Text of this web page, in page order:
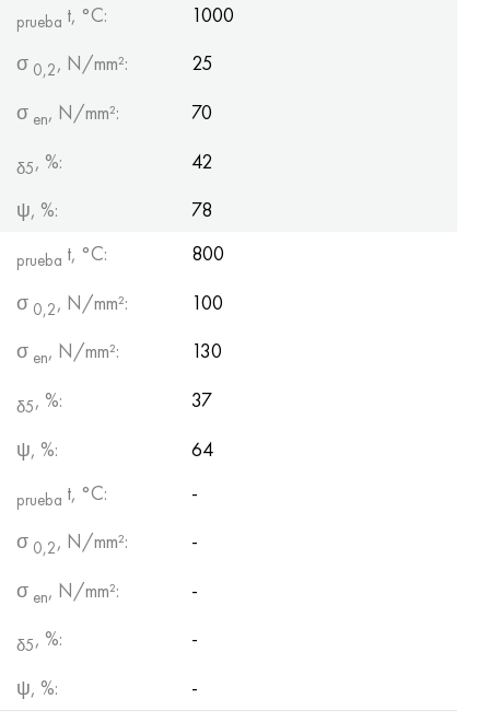
prueba t, °С:
1000
σ 0,2, N/mm²:
25
σ en, N/mm²: 70
δ5, %:
42
ψ, %:
78
prueba t, °С:
800
σ 0,2, N/mm²:
100
σ en, N/mm²: 130
δ5, %:
37
ψ, %:
64
prueba t, °С:
-
σ 0,2, N/mm²:
-
σ en, N/mm²: -
δ5, %:
-
ψ, %:
-